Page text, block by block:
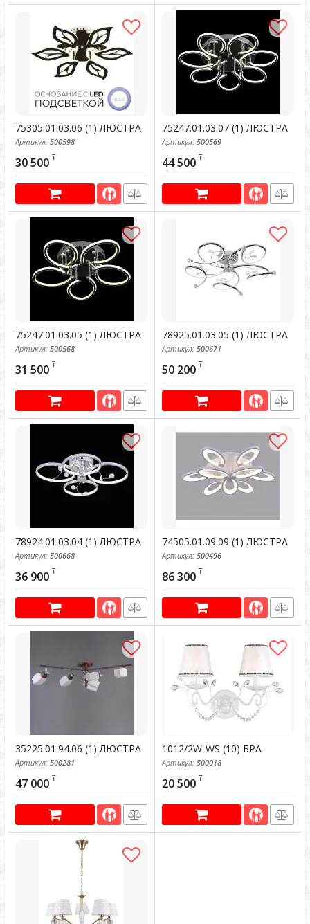
75305.01.03.06 (1) ЛЮСТРА
Артикул: 500598
30 500 ₸
75247.01.03.07 (1) ЛЮСТРА
Артикул: 500569
44 500 ₸
75247.01.03.05 (1) ЛЮСТРА
Артикул: 500568
31 500 ₸
78925.01.03.05 (1) ЛЮСТРА
Артикул: 500671
50 200 ₸
78924.01.03.04 (1) ЛЮСТРА
Артикул: 500668
36 900 ₸
74505.01.09.09 (1) ЛЮСТРА
Артикул: 500496
86 300 ₸
35225.01.94.06 (1) ЛЮСТРА
Артикул: 500281
47 000 ₸
1012/2W-WS (10) БРА
Артикул: 500018
20 500 ₸